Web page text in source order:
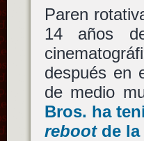
Paren
14 años
después en
de medio
Bros. ha
rebootde la